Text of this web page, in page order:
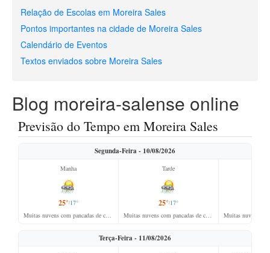
Relação de Escolas em Moreira Sales
Pontos importantes na cidade de Moreira Sales
Calendário de Eventos
Textos enviados sobre Moreira Sales
Blog moreira-salense online
Previsão do Tempo em Moreira Sales
Segunda-Feira - 10/08/2026
Manha
25°/17°
Muitas nuvens com pancadas de chuva e trovoadas
Tarde
25°/17°
Muitas nuvens com pancadas de chuva e trovoadas isoladas
Terça-Feira - 11/08/2026